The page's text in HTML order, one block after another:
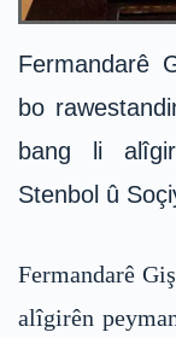
Fermandarê
bo
bang li
Stenbol û
Fermandarê
alîgirên